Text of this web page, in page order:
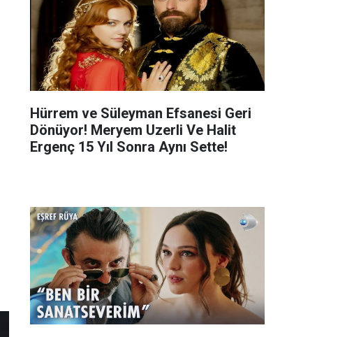
Hürrem ve Süleyman Efsanesi Geri
Dönüyor! Meryem Uzerli Ve Halit
Ergenç 15 Yıl Sonra Aynı Sette!